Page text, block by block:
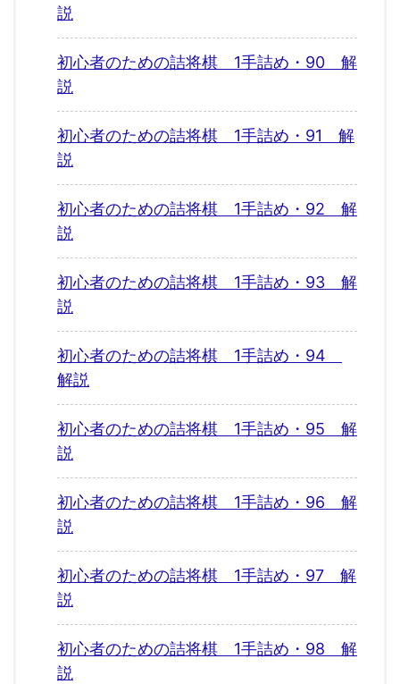
説
初心者のための詰将棋 1手詰め・90 解
説
初心者のための詰将棋 1手詰め・91 解
説
初心者のための詰将棋 1手詰め・92 解
説
初心者のための詰将棋 1手詰め・93 解
説
初心者のための詰将棋 1手詰め・94
解説
初心者のための詰将棋 1手詰め・95 解
説
初心者のための詰将棋 1手詰め・96 解
説
初心者のための詰将棋 1手詰め・97 解
説
初心者のための詰将棋 1手詰め・98 解
説